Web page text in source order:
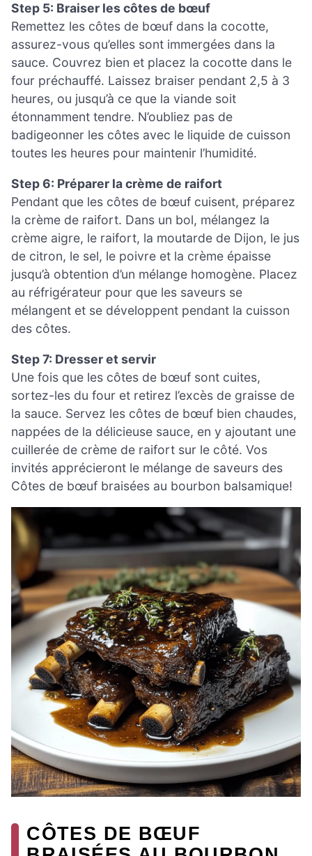
Step 5: Braiser les côtes de bœuf
Remettez les côtes de bœuf dans la cocotte,
assurez-vous qu’elles sont immergées dans la
sauce. Couvrez bien et placez la cocotte dans le
four préchauffé. Laissez braiser pendant 2,5 à 3
heures, ou jusqu’à ce que la viande soit
étonnamment tendre. N’oubliez pas de
badigeonner les côtes avec le liquide de cuisson
toutes les heures pour maintenir l’humidité.
Step 6: Préparer la crème de raifort
Pendant que les côtes de bœuf cuisent, préparez
la crème de raifort. Dans un bol, mélangez la
crème aigre, le raifort, la moutarde de Dijon, le jus
de citron, le sel, le poivre et la crème épaisse
jusqu’à obtention d’un mélange homogène. Placez
au réfrigérateur pour que les saveurs se
mélangent et se développent pendant la cuisson
des côtes.
Step 7: Dresser et servir
Une fois que les côtes de bœuf sont cuites,
sortez-les du four et retirez l’excès de graisse de
la sauce. Servez les côtes de bœuf bien chaudes,
nappées de la délicieuse sauce, en y ajoutant une
cuillerée de crème de raifort sur le côté. Vos
invités apprécieront le mélange de saveurs des
Côtes de bœuf braisées au bourbon balsamique!
CÔTES DE BŒUF